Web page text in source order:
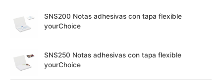
SNS200 Notas adhesivas con tapa flexible
yourChoice
SNS250 Notas adhesivas con tapa flexible
yourChoice